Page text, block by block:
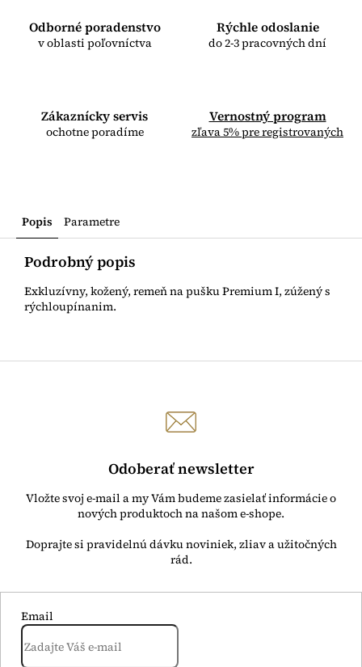
Odborné poradenstvo
v oblasti poľovníctva
Rýchle odoslanie
do 2-3 pracovných dní
Zákaznícky servis
ochotne poradíme
Vernostný program
zľava 5% pre registrovaných
Popis Parametre
Podrobný popis
Exkluzívny, kožený, remeň na pušku Premium I, zúžený s
rýchloupínanim.
Odoberať newsletter
Vložte svoj e-mail a my Vám budeme zasielať informácie o
nových produktoch na našom e-shope.
Email